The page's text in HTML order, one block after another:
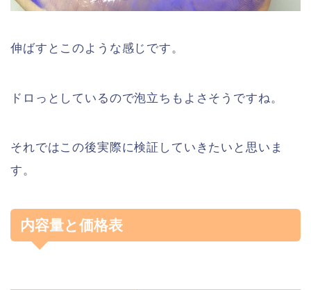
伸ばすとこのような感じです。
ドロっとしているので泡立ちもよさそうですね。
それではこの後実際に検証していきたいと思いま
す。
内容量と価格表